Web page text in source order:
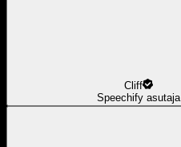
Cliff
Speechify asutaja